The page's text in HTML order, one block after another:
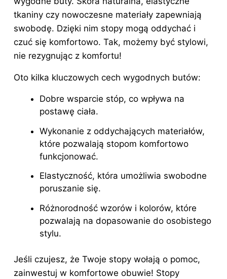
tkaniny czy nowoczesne materiały zapewniają
swobodę. Dzięki nim stopy mogą oddychać i
czuć się komfortowo. Tak, możemy być stylowi,
nie rezygnując z komfortu!
Oto kilka kluczowych cech wygodnych butów:
Dobre wsparcie stóp, co wpływa na
postawę ciała.
Wykonanie z oddychających materiałów,
które pozwalają stopom komfortowo
funkcjonować.
Elastyczność, która umożliwia swobodne
poruszanie się.
Różnorodność wzorów i kolorów, które
pozwalają na dopasowanie do osobistego
stylu.
Jeśli czujesz, że Twoje stopy wołają o pomoc,
zainwestuj w komfortowe obuwie! Stopy